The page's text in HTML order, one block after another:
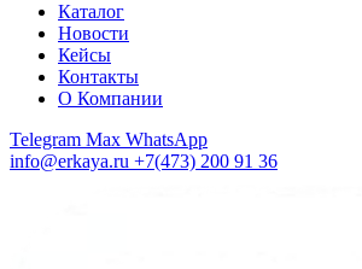
Каталог
Новости
Кейсы
Контакты
О Компании
Telegram Max WhatsApp
info@erkaya.ru +7(473) 200 91 36